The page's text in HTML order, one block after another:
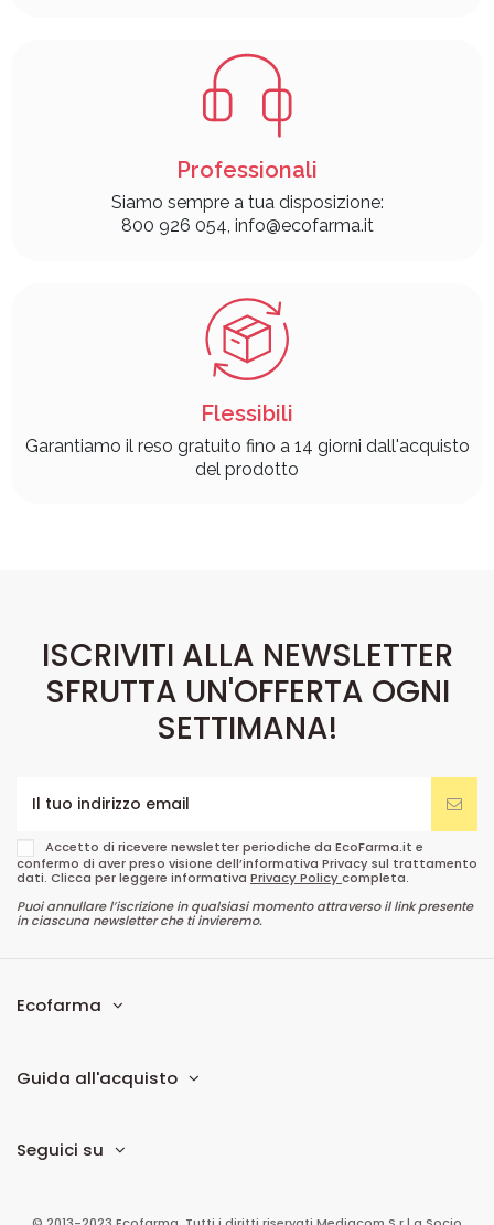
Professionali
Siamo sempre a tua disposizione:
800 926 054, info@ecofarma.it
Flessibili
Garantiamo il reso gratuito fino a 14 giorni dall'acquisto
del prodotto
ISCRIVITI ALLA NEWSLETTER
SFRUTTA UN'OFFERTA OGNI
SETTIMANA!
Accetto di ricevere newsletter periodiche da EcoFarma.it e
confermo di aver preso visione dell’informativa Privacy sul trattamento
dati. Clicca per leggere informativa Privacy Policycompleta.
Puoi annullare l’iscrizione in qualsiasi momento attraverso il link presente
in ciascuna newsletter che ti invieremo.
Ecofarma
Guida all'acquisto
Seguici su